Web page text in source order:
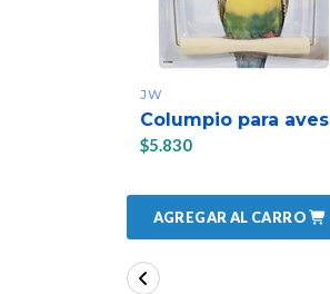
JW
Columpio para aves
$5.830
AGREGAR AL CARRO